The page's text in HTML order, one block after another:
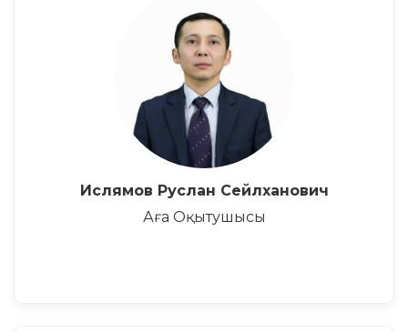
Ислямов Руслан Сейлханович
Аға Оқытушысы